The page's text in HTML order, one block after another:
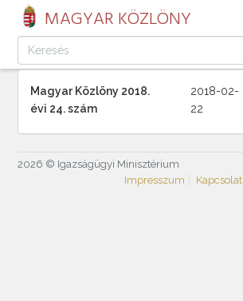
MAGYAR KÖZLÖNY
Magyar Közlöny 2018.
évi 24. szám
2018-02-
22
2026 © Igazságügyi Minisztérium
Impresszum
Kapcsolat